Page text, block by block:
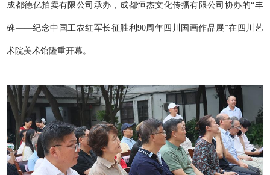
成都德亿拍卖有限公司承办，成都恒杰文化传播有限公司协办的“丰
碑——纪念中国工农红军长征胜利90周年四川国画作品展”在四川艺
术院美术馆隆重开幕。